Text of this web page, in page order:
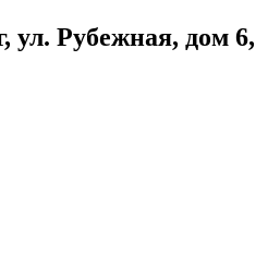
ул. Рубежная, дом 6,